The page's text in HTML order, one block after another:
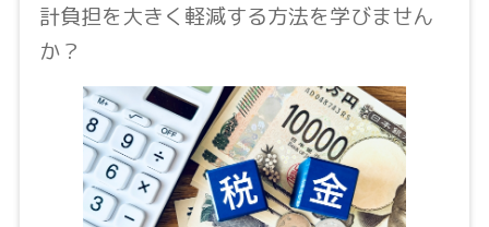
計負担を大きく軽減する方法を学びません
か？